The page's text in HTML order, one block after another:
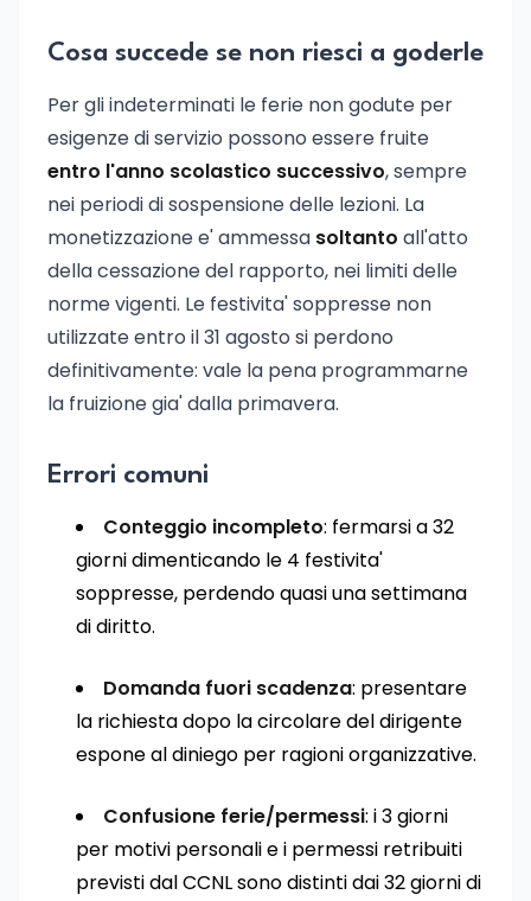
Cosa succede se non riesci a goderle
Per gli indeterminati le ferie non godute per
esigenze di servizio possono essere fruite
entro l'anno scolastico successivo, sempre
nei periodi di sospensione delle lezioni. La
monetizzazione e' ammessa soltanto all'atto
della cessazione del rapporto, nei limiti delle
norme vigenti. Le festivita' soppresse non
utilizzate entro il 31 agosto si perdono
definitivamente: vale la pena programmarne
la fruizione gia' dalla primavera.
Errori comuni
Conteggio incompleto: fermarsi a 32
giorni dimenticando le 4 festivita'
soppresse, perdendo quasi una settimana
di diritto.
Domanda fuori scadenza: presentare
la richiesta dopo la circolare del dirigente
espone al diniego per ragioni organizzative.
Confusione ferie/permessi: i 3 giorni
per motivi personali e i permessi retribuiti
previsti dal CCNL sono distinti dai 32 giorni di